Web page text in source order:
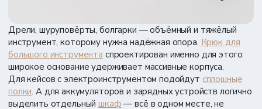
Дрели, шуруповёрты, болгарки — объёмный и тяжёлый
инструмент, которому нужна надёжная опора. Крюк для
большого инструмента спроектирован именно для этого:
широкое основание удерживает массивные корпуса.
Для кейсов с электроинструментом подойдут сплошные
полки. А для аккумуляторов и зарядных устройств логично
выделить отдельныйшкаф — всё в одном месте, не